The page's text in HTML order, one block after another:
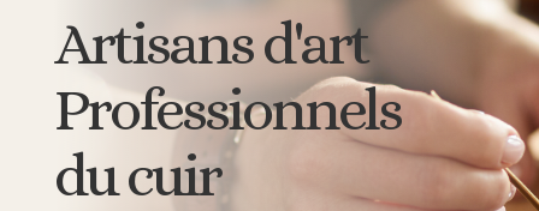
Artisans d'art
Professionnels
du cuir